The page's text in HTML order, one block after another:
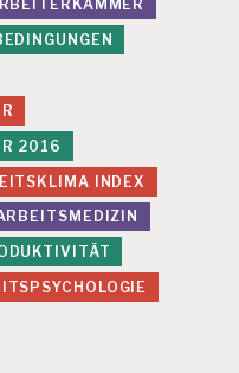
2016
INDEX